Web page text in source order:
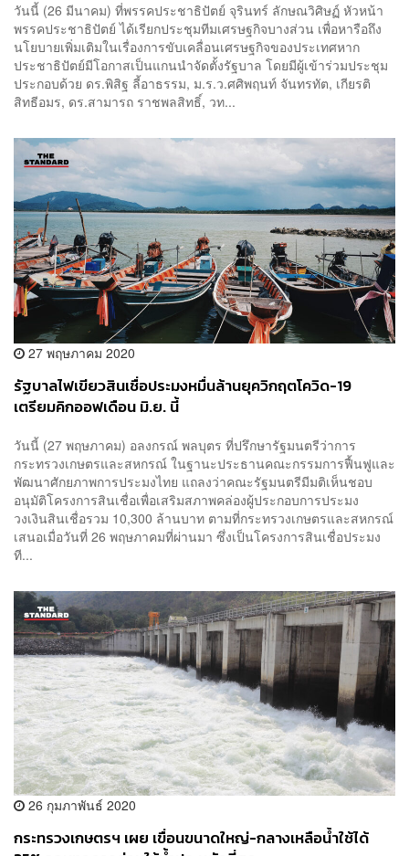
วันนี้ (26 มีนาคม) ที่พรรคประชาธิปัตย์ จุรินทร์ ลักษณวิศิษฏ์ หัวหน้า
พรรคประชาธิปัตย์ ได้เรียกประชุมทีมเศรษฐกิจบางส่วน เพื่อหารือถึง
นโยบายเพิ่มเติมในเรื่องการขับเคลื่อนเศรษฐกิจของประเทศหาก
ประชาธิปัตย์มีโอกาสเป็นแกนนำจัดตั้งรัฐบาล โดยมีผู้เข้าร่วมประชุม
ประกอบด้วย ดร.พิสิฐ ลี้อาธรรม, ม.ร.ว.ศศิพฤนท์ จันทรทัต, เกียรติ
สิทธีอมร, ดร.สามารถ ราชพลสิทธิ์, วท...
27 พฤษภาคม 2020
รัฐบาลไฟเขียวสินเชื่อประมงหมื่นล้านยุควิกฤตโควิด-19
เตรียมคิกออฟเดือน มิ.ย. นี้
วันนี้ (27 พฤษภาคม) อลงกรณ์ พลบุตร ที่ปรึกษารัฐมนตรีว่าการ
กระทรวงเกษตรและสหกรณ์ ในฐานะประธานคณะกรรมการฟื้นฟูและ
พัฒนาศักยภาพการประมงไทย แถลงว่าคณะรัฐมนตรีมีมติเห็นชอบ
อนุมัติโครงการสินเชื่อเพื่อเสริมสภาพคล่องผู้ประกอบการประมง
วงเงินสินเชื่อรวม 10,300 ล้านบาท ตามที่กระทรวงเกษตรและสหกรณ์
เสนอเมื่อวันที่ 26 พฤษภาคมที่ผ่านมา ซึ่งเป็นโครงการสินเชื่อประมง
ที...
26 กุมภาพันธ์ 2020
กระทรวงเกษตรฯ เผย เขื่อนขนาดใหญ่-กลางเหลือน้ำใช้ได้